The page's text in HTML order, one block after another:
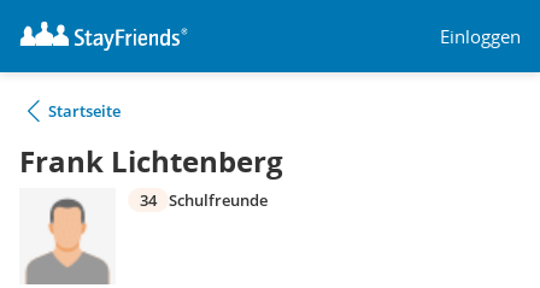
Einloggen
Startseite
Frank Lichtenberg
34 Schulfreunde